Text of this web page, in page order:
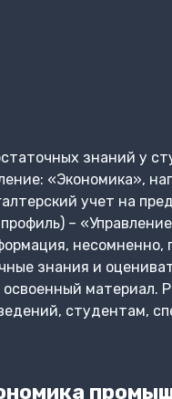
знаний у
«Экономика»,
учет на
–
несомненно,
знания и
материал.
студентам,